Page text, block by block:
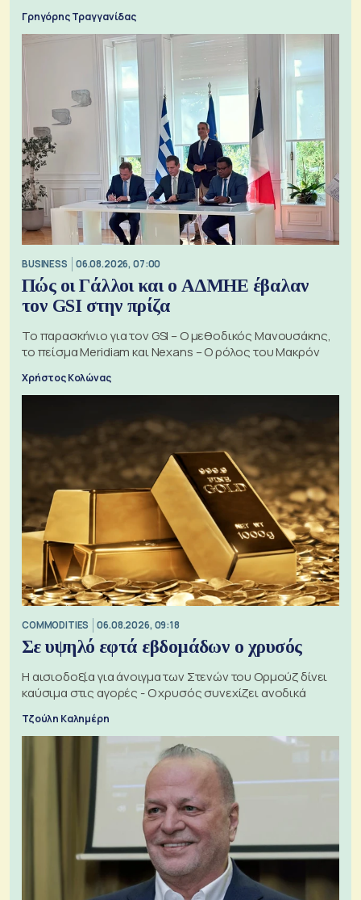
Γρηγόρης Τραγγανίδας
BUSINESS 06.08.2026, 07:00
Πώς οι Γάλλοι και ο ΑΔΜΗΕ έβαλαν
τον GSI στην πρίζα
Το παρασκήνιο για τον GSI – Ο μεθοδικός Μανουσάκης,
το πείσμα Meridiam και Nexans – Ο ρόλος του Μακρόν
Χρήστος Κολώνας
COMMODITIES 06.08.2026, 09:18
Σε υψηλό εφτά εβδομάδων ο χρυσός
Η αισιοδοξία για άνοιγμα των Στενών του Ορμούζ δίνει
καύσιμα στις αγορές - Ο χρυσός συνεχίζει ανοδικά
Τζούλη Καλημέρη